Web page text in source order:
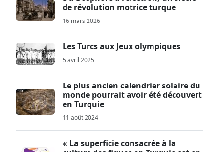
de révolution motrice turque
16 mars 2026
Les Turcs aux Jeux olympiques
5 avril 2025
Le plus ancien calendrier solaire du
monde pourrait avoir été découvert
en Turquie
11 août 2024
« La superficie consacrée à la